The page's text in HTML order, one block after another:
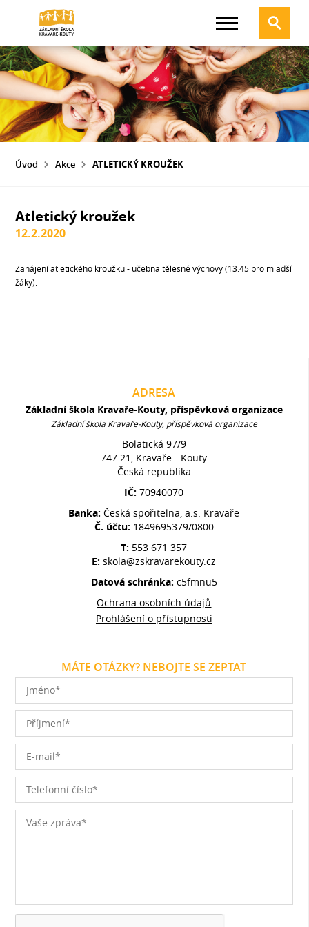
Úvod Akce ATLETICKÝ KROUŽEK
Atletický kroužek
12.2.2020
Zahájení atletického kroužku - učebna tělesné výchovy (13:45 pro mladší
žáky).
ADRESA
Základní škola Kravaře-Kouty, příspěvková organizace
Základní škola Kravaře-Kouty, příspěvková organizace
Bolatická 97/9
747 21, Kravaře - Kouty
Česká republika
IČ:70940070
Banka:Česká spořitelna, a.s. Kravaře
Č. účtu: 1849695379/0800
T: 553 671 357
E:skola@zskravarekouty.cz
Datová schránka: c5fmnu5
Ochrana osobních údajů
Prohlášení o přístupnosti
MÁTE OTÁZKY? NEBOJTE SE ZEPTAT